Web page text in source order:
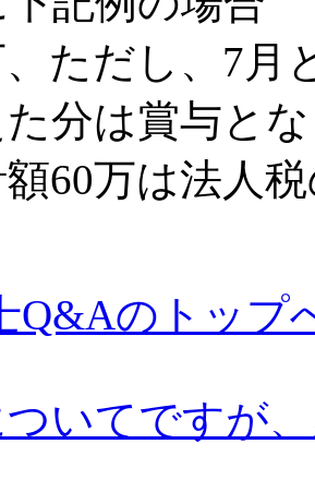
ただし、7月
分は賞与と
額60万は法人
Q&Aのトップ
いてですが